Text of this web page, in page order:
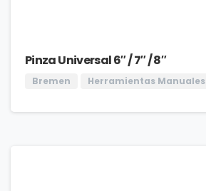
Pinza Universal 6″ / 7″ / 8″
Bremen Herramientas Manuales